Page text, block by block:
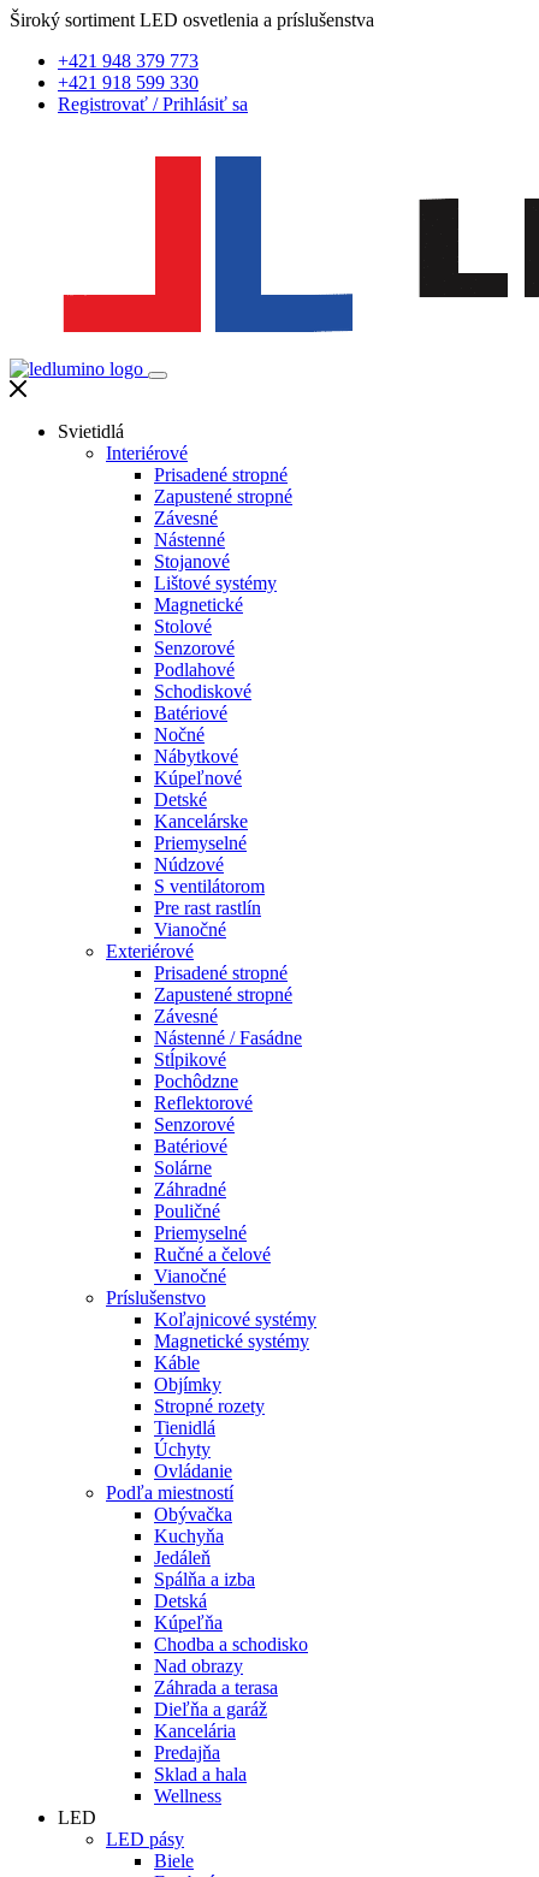
Široký sortiment LED osvetlenia a príslušenstva
+421 948 379 773
+421 918 599 330
Registrovať /Prihlásiť sa
Svietidlá
Interiérové
Prisadené stropné
Zapustené stropné
Závesné
Nástenné
Stojanové
Lištové systémy
Magnetické
Stolové
Senzorové
Podlahové
Schodiskové
Batériové
Nočné
Nábytkové
Kúpeľnové
Detské
Kancelárske
Priemyselné
Núdzové
S ventilátorom
Pre rast rastlín
Vianočné
Exteriérové
Prisadené stropné
Zapustené stropné
Závesné
Nástenné / Fasádne
Stĺpikové
Pochôdzne
Reflektorové
Senzorové
Batériové
Solárne
Záhradné
Pouličné
Priemyselné
Ručné a čelové
Vianočné
Príslušenstvo
Koľajnicové systémy
Magnetické systémy
Káble
Objímky
Stropné rozety
Tienidlá
Úchyty
Ovládanie
Podľa miestností
Obývačka
Kuchyňa
Jedáleň
Spálňa a izba
Detská
Kúpeľňa
Chodba a schodisko
Nad obrazy
Záhrada a terasa
Dieľňa a garáž
Kancelária
Predajňa
Sklad a hala
Wellness
LED
LED pásy
Biele